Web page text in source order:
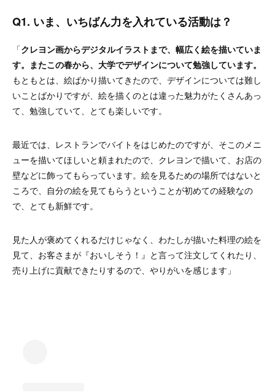
Q1. いま、いちばん力を入れている活動は？
「クレヨン画からデジタルイラストまで、幅広く絵を描いていま
す。またこの春から、大学でデザインについて勉強しています。
もともとは、絵ばかり描いてきたので、デザインについては難し
いことばかりですが、絵を描くのとは違った魅力がたくさんあっ
て、勉強していて、とても楽しいです。
最近では、レストランでバイトをはじめたのですが、そこのメニ
ューを描いてほしいと頼まれたので、クレヨンで描いて、お店の
壁などに飾ってもらっています。絵を見るための場所ではないと
ころで、自分の絵を見てもらうということが初めての経験なの
で、とても新鮮です。
見た人が褒めてくれるだけじゃなく、わたしが描いた料理の絵を
見て、お客さまが『おいしそう！』と言って注文してくれたり、
売り上げに貢献できたりするので、やりがいを感じます」